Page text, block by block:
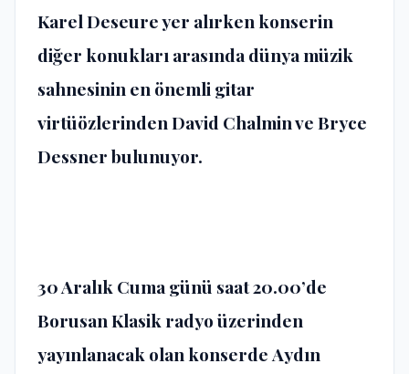
Karel Deseure yer alırken konserin
diğer konukları arasında dünya müzik
sahnesinin en önemli gitar
virtüözlerinden David Chalmin ve Bryce
Dessner bulunuyor.
30 Aralık Cuma günü saat 20.00’de
Borusan Klasik radyo üzerinden
yayınlanacak olan konserde Aydın